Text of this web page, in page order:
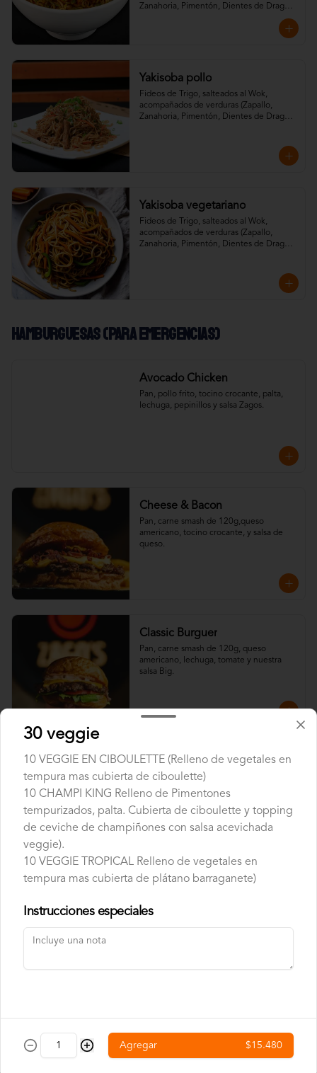
Zanahoria, Pimentón, Dientes de Dragón)
aderezados con especias de la casa, salsa
Yakisoba pollo
Fideos de Trigo, salteados al Wok,
acompañados de verduras (Zapallo,
Zanahoria, Pimentón, Dientes de Dragón)
Yakisoba vegetariano
Fideos de Trigo, salteados al Wok,
acompañados de verduras (Zapallo,
Zanahoria, Pimentón, Dientes de Dragón)
Hamburguesas (Para emergencias)
Avocado Chicken
Pan, pollo frito, tocino crocante, palta,
lechuga, pepinillos y salsa Zagos.
Cheese & Bacon
Pan, carne smash de 120g,queso
americano, tocino crocante, y salsa de
queso.
Classic Burguer
Pan, carne smash de 120g, queso
americano, lechuga, tomate y nuestra
salsa Big.
Doble o nada
Pan, DOBLE CARNE smash de 120g,
DOBLE QUESO americano, lechuga,
cebolla, pepinillos y salsa big.
Red Peppers
Pan, carne smash de 120g, queso
americano, pimentones rojos dulces,
tocino crocante y salsa spicy (levemente
Bebestibles
Agua Mineral
30 veggie
10 VEGGIE EN CIBOULETTE (Relleno de vegetales en
tempura mas cubierta de ciboulette)
10 CHAMPI KING Relleno de Pimentones
tempurizados, palta. Cubierta de ciboulette y topping
de ceviche de champiñones con salsa acevichada
veggie).
10 VEGGIE TROPICAL Relleno de vegetales en
tempura mas cubierta de plátano barraganete)
Instrucciones especiales
Agregar $15.480